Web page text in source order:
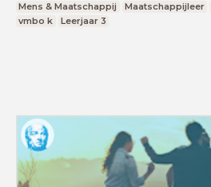
Mens & Maatschappij Maatschappijleer
vmbo k
Leerjaar 3